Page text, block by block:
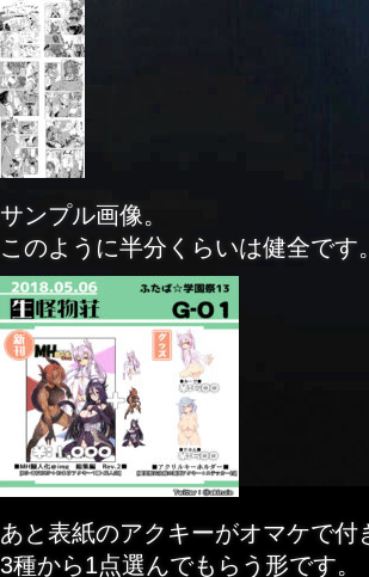
サンプル画像。
このように半分くらいは健全です。
あと表紙のアクキーがオマケで付
3種から1点選んでもらう形です。